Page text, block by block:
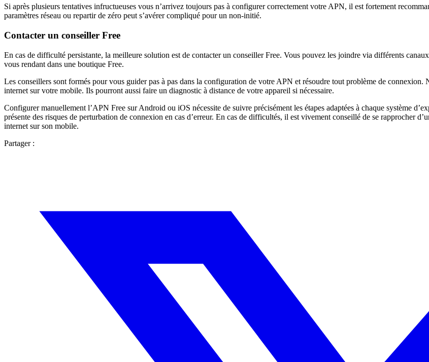
Si après plusieurs tentatives infructueuses vous n’arrivez toujours pas à configurer correctement votre APN, il est fortement
paramètres réseau ou repartir de zéro peut s’avérer compliqué pour un non-initié.
Contacter un conseiller Free
En cas de difficulté persistante, la meilleure solution est de contacter un conseiller Free. Vous pouvez les joindre via différents
vous rendant dans une boutique Free.
Les conseillers sont formés pour vous guider pas à pas dans la configuration de votre APN et résoudre tout problème de connexion.
internet sur votre mobile. Ils pourront aussi faire un diagnostic à distance de votre appareil si nécessaire.
Configurer manuellement l’APN Free sur Android ou iOS nécessite de suivre précisément les étapes adaptées à chaque système
présente des risques de perturbation de connexion en cas d’erreur. En cas de difficultés, il est vivement conseillé de se rapprocher
internet sur son mobile.
Partager :